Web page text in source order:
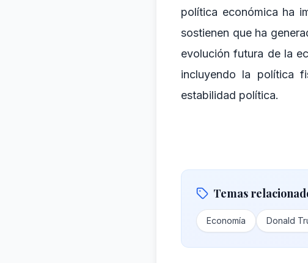
política económica ha
sostienen que ha
evolución futura de la
incluyendo la política
estabilidad política.
Temas
Economía Donald